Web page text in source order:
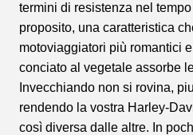
termini di resistenza nel
proposito, una caratteristica
motoviaggiatori più romantici
conciato al vegetale assorbe
Invecchiando non si rovina,
rendendo la vostra Harley-
così diversa dalle altre. In